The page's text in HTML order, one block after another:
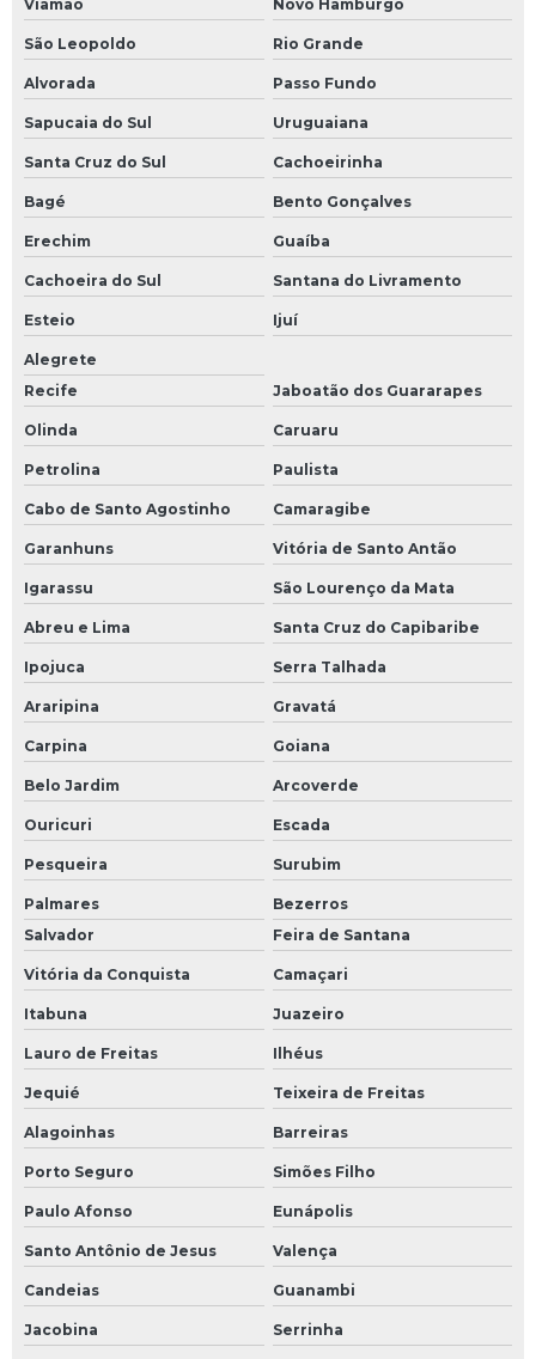
Viamão Novo Hamburgo
São Leopoldo Rio Grande
Alvorada Passo Fundo
Sapucaia do Sul Uruguaiana
Santa Cruz do Sul Cachoeirinha
Bagé Bento Gonçalves
Erechim Guaíba
Cachoeira do Sul Santana do Livramento
Esteio Ijuí
Alegrete
Recife
Jaboatão dos Guararapes
Olinda Caruaru
Petrolina Paulista
Cabo de Santo Agostinho Camaragibe
Garanhuns Vitória de Santo Antão
Igarassu São Lourenço da Mata
Abreu e Lima Santa Cruz do Capibaribe
Ipojuca Serra Talhada
Araripina Gravatá
Carpina Goiana
Belo Jardim Arcoverde
Ouricuri Escada
Pesqueira Surubim
Palmares
Bezerros
Salvador
Feira de Santana
Vitória da Conquista Camaçari
Itabuna Juazeiro
Lauro de Freitas Ilhéus
Jequié Teixeira de Freitas
Alagoinhas Barreiras
Porto Seguro Simões Filho
Paulo Afonso Eunápolis
Santo Antônio de Jesus Valença
Candeias Guanambi
Jacobina Serrinha